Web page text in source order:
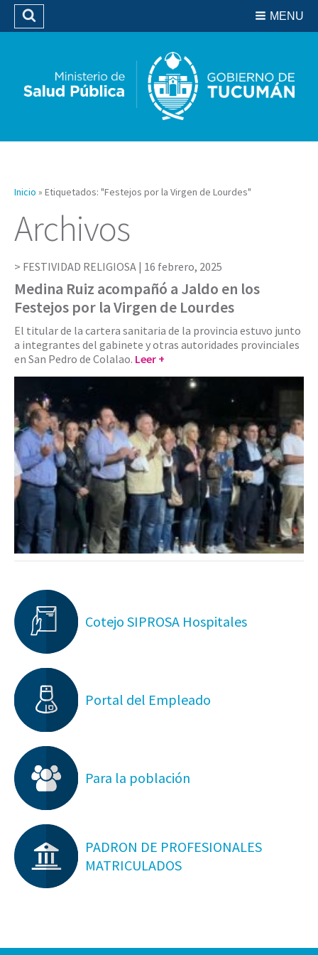
Biblioteca
MENU
Buscar
Inicio » Etiquetados: "Festejos por la Virgen de Lourdes"
Archivos
FESTIVIDAD RELIGIOSA | 16 febrero, 2025
Medina Ruiz acompañó a Jaldo en los
Festejos por la Virgen de Lourdes
El titular de la cartera sanitaria de la provincia estuvo junto
a integrantes del gabinete y otras autoridades provinciales
en San Pedro de Colalao. Leer +
Cotejo SIPROSA Hospitales
Portal del Empleado
Para la población
PADRON DE PROFESIONALES
MATRICULADOS